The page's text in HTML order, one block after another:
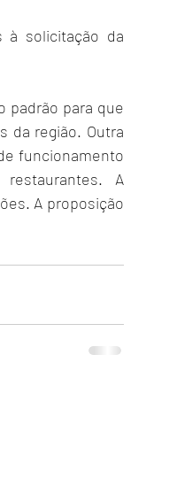
à solicitação da
padrão para que
da região. Outra
funcionamento
A
A proposição